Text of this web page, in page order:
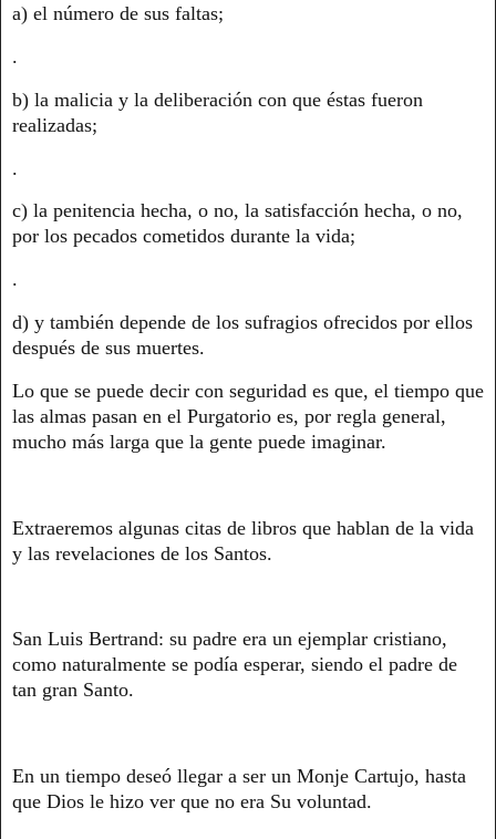
a) el número de sus faltas;
.
b) la malicia y la deliberación con que éstas fueron
realizadas;
.
c) la penitencia hecha, o no, la satisfacción hecha, o no,
por los pecados cometidos durante la vida;
.
d) y también depende de los sufragios ofrecidos por ellos
después de sus muertes.
Lo que se puede decir con seguridad es que, el tiempo que
las almas pasan en el Purgatorio es, por regla general,
mucho más larga que la gente puede imaginar.
Extraeremos algunas citas de libros que hablan de la vida
y las revelaciones de los Santos.
San Luis Bertrand: su padre era un ejemplar cristiano,
como naturalmente se podía esperar, siendo el padre de
tan gran Santo.
En un tiempo deseó llegar a ser un Monje Cartujo, hasta
que Dios le hizo ver que no era Su voluntad.